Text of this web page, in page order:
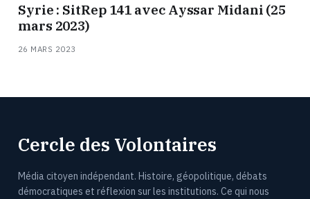
Syrie : SitRep 141 avec Ayssar Midani (25
mars 2023)
26 MARS 2023
Cercle des Volontaires
Média citoyen indépendant. Histoire, géopolitique, débats
démocratiques et réflexion sur les institutions. Ce qui nous